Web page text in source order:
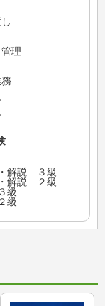
理
解説 ３級
解説 ２級
級
級